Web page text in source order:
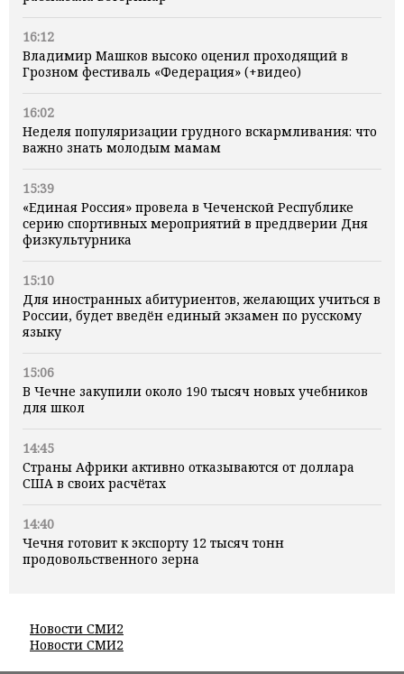
16:12
Владимир Машков высоко оценил проходящий в
Грозном фестиваль «Федерация» (+видео)
16:02
Неделя популяризации грудного вскармливания: что
важно знать молодым мамам
15:39
«Единая Россия» провела в Чеченской Республике
серию спортивных мероприятий в преддверии Дня
физкультурника
15:10
Для иностранных абитуриентов, желающих учиться в
России, будет введён единый экзамен по русскому
языку
15:06
В Чечне закупили около 190 тысяч новых учебников
для школ
14:45
Страны Африки активно отказываются от доллара
США в своих расчётах
14:40
Чечня готовит к экспорту 12 тысяч тонн
продовольственного зерна
Новости СМИ2
Новости СМИ2